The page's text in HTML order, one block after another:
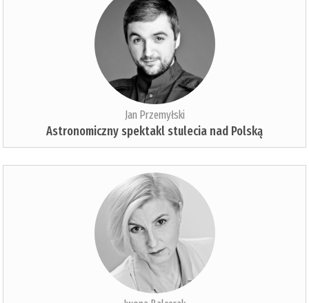
Jan Przemyłski
Astronomiczny spektakl stulecia nad Polską